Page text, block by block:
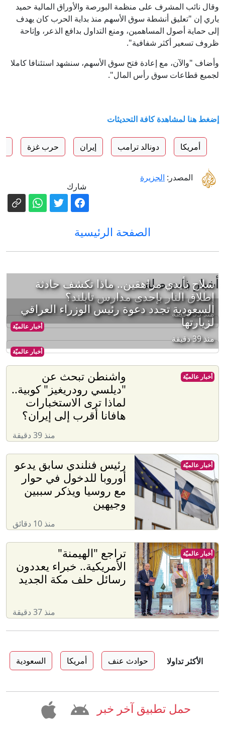
وقال نائب المشرف على منظمة البورصة والأوراق المالية حميد
ياري إن "تعليق أنشطة سوق الأسهم منذ ⁠بداية الحرب كان ⁠يهدف
إلى حماية أصول المساهمين، ومنع التداول بدافع ⁠الذعر، وإتاحة
ظروف تسعير ⁠أكثر شفافية".
وأضاف "والآن، ⁠مع إعادة فتح سوق الأسهم، سنشهد استئنافا كاملا
لجميع قطاعات سوق رأس المال".
إضغط هنا لمشاهدة كافة التحديثات
أمريكا دونالد ترامب إيران حرب غزة
المصدر: الجزيرة
شارك
الصفحة الرئيسية
أخبار ذات صلة
أخبار عالميّة
سلاح بأيدي مراهقين.. ماذا تكشف حادثة
إطلاق النار بإحدى مدارس تايلند؟
منذ 33 دقيقة
أخبار عالميّة
السعودية تجدد دعوة رئيس الوزراء العراقي
لزيارتها
منذ 39 دقيقة
واشنطن تبحث عن
"ديلسي رودريغيز" كوبية..
لماذا ترى الاستخبارات
هافانا أقرب إلى إيران؟
منذ 39 دقيقة
أخبار عالميّة
رئيس فنلندي سابق يدعو
أوروبا للدخول في حوار
مع روسيا ويذكر سببين
وجيهين
منذ 10 دقائق
أخبار عالميّة
تراجع "الهيمنة"
الأمريكية.. خبراء يعددون
رسائل حلف مكة الجديد
منذ 37 دقيقة
أخبار عالميّة
الأكثر تداولا حوادث عنف أمريكا السعودية
حمل تطبيق آخر خبر